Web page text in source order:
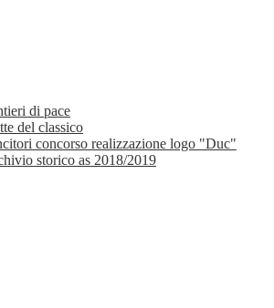
di pace
del classico
concorso realizzazione logo "Duc"
storico as 2018/2019